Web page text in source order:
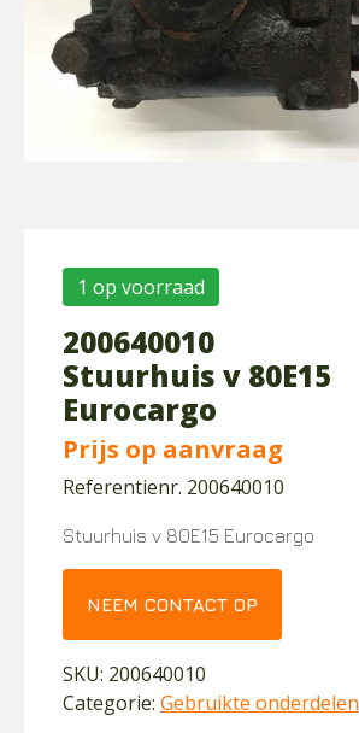
1 op voorraad
200640010
Stuurhuis v 80E15
Eurocargo
Prijs op aanvraag
Referentienr. 200640010
Stuurhuis v 80E15 Eurocargo
NEEM CONTACT OP
SKU: 200640010
Categorie: Gebruikte onderdelen